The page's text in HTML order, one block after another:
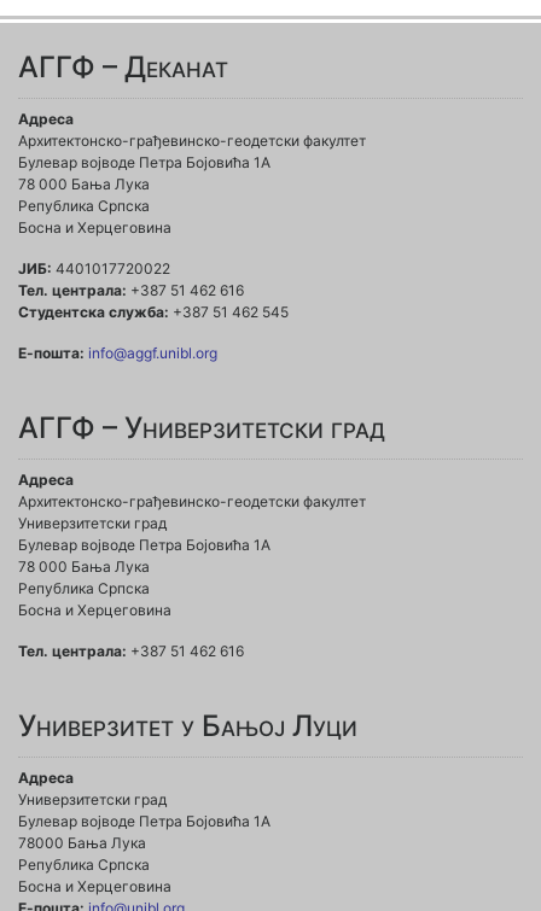
АГГФ – Деканат
Адреса
Архитектонско-грађевинско-геодетски факултет
Булевар војводе Петра Бојовића 1A
78 000 Бања Лука
Република Српска
Босна и Херцеговина
ЈИБ: 4401017720022
Тел. централа: +387 51 462 616
Студентска служба: +387 51 462 545
Е-пошта: info@aggf.unibl.org
АГГФ – Универзитетски град
Адреса
Архитектонско-грађевинско-геодетски факултет
Универзитетски град
Булевар војводе Петра Бојовића 1A
78 000 Бања Лука
Република Српска
Босна и Херцеговина
Тел. централа: +387 51 462 616
Универзитет у Бањој Луци
Адреса
Универзитетски град
Булевар војводе Петра Бојовића 1А
78000 Бања Лука
Република Српска
Босна и Херцеговина